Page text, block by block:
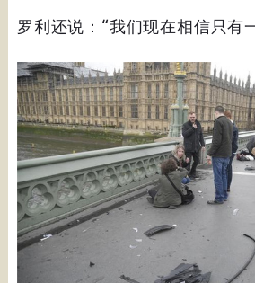
罗利还说：“我们现在相信只有